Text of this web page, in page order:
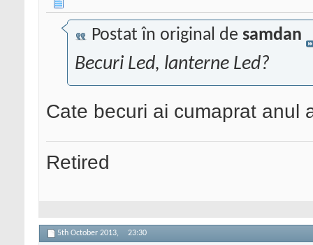
Postat în original de samdan
Becuri Led, lanterne Led?
Cate becuri ai cumaprat anul
Retired
5th October 2013, 23:30